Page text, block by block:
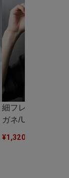
細フレームボス
ガネ/UVカット/
¥1,320